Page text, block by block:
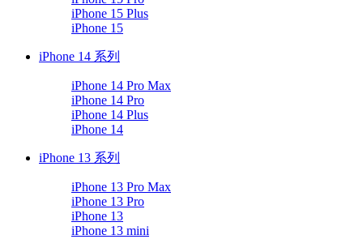
iPhone 15 Plus
iPhone 15
iPhone 14 系列
iPhone 14 Pro Max
iPhone 14 Pro
iPhone 14 Plus
iPhone 14
iPhone 13 系列
iPhone 13 Pro Max
iPhone 13 Pro
iPhone 13
iPhone 13 mini